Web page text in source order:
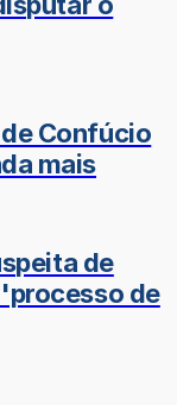
Confúcio
mais
de
de